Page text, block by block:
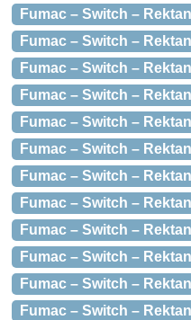
Fumac – Switch –
Fumac – Switch –
Fumac – Switch –
Fumac – Switch –
Fumac – Switch –
Fumac – Switch –
Fumac – Switch –
Fumac – Switch –
Fumac – Switch –
Fumac – Switch –
Fumac – Switch –
Fumac – Switch –